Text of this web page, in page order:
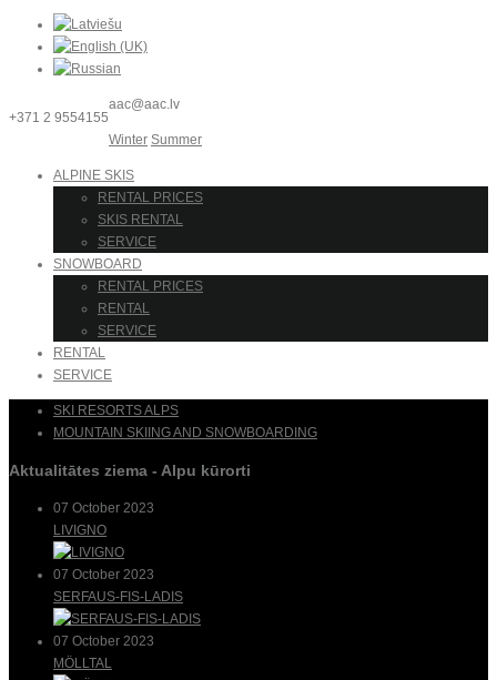
+371 2 9554155
aac@aac.lv
Winter Summer
ALPINE SKIS
RENTAL PRICES
SKIS RENTAL
SERVICE
SNOWBOARD
RENTAL PRICES
RENTAL
SERVICE
RENTAL
SERVICE
SKI RESORTS ALPS
MOUNTAIN SKIING AND SNOWBOARDING
Aktualitātes ziema - Alpu kūrorti
07 October 2023
LIVIGNO
07 October 2023
SERFAUS-FIS-LADIS
07 October 2023
MÖLLTAL